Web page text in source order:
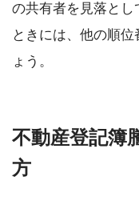
の共有者を見落と
ときには、他の順
ょう。
不動産登記簿
方